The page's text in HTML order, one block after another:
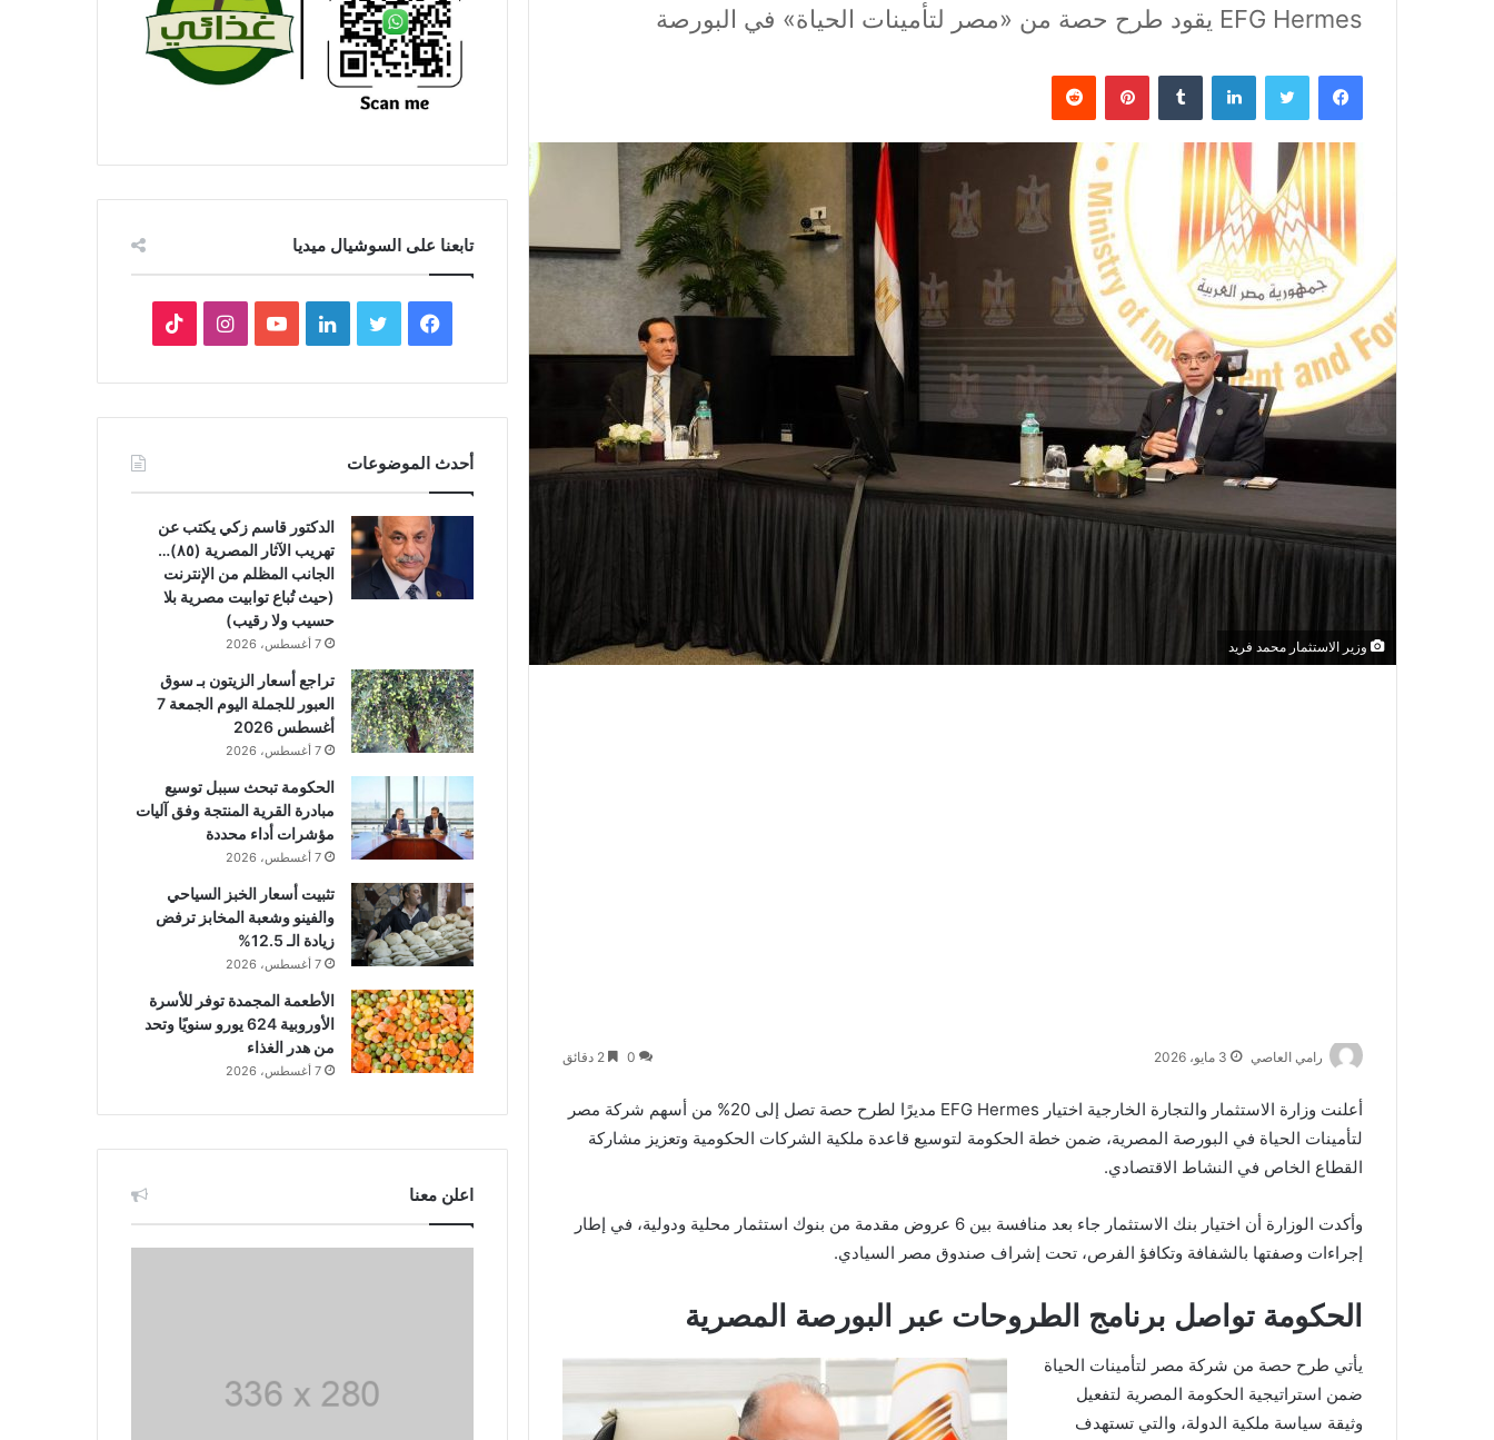
EFG Hermes يقود طرح حصة من «مصر لتأمينات الحياة» في البورصة
فيسبوك تويتر لينكدإن بينتيريست
وزير الاستثمار محمد فريد
رامي العاصي 3 مايو، 2026 0
أعلنت وزارة الاستثمار والتجارة الخارجية اختيار EFG Hermes مديرًا لطرح حصة تصل إلى 20% من أسهم
شركة مصر
لتأمينات الحياة في البورصة المصرية، ضمن خطة الحكومة لتوسيع قاعدة ملكية الشركات الحكومية وتعزيز مشاركة
القطاع الخاص في النشاط الاقتصادي.
وأكدت الوزارة أن اختيار بنك الاستثمار جاء بعد منافسة بين 6 عروض مقدمة من بنوك استثمار محلية ودولية، في إطار
إجراءات وصفتها بالشفافة وتكافؤ الفرص، تحت إشراف صندوق مصر السيادي.
الحكومة تواصل برنامج الطروحات عبر البورصة المصرية
يأتي طرح حصة من شركة مصر لتأمينات الحياة
ضمن استراتيجية الحكومة المصرية لتفعيل
وثيقة سياسة ملكية الدولة، والتي تستهدف
تابعنا على السوشيال ميديا
فيسبوكتويتر لينكدإنيوتيوبانستقرام
أحدث الموضوعات
الدكتور قاسم زكي يكتب عن
تهريب الآثار المصرية (٨٥)…
الجانب المظلم من الإنترنت
(حيث تُباع توابيت مصرية بلا
حسيب ولا رقيب)
7 أغسطس، 2026
تراجع أسعار الزيتون بـ سوق
العبور للجملة اليوم الجمعة 7
أغسطس 2026
7 أغسطس، 2026
الحكومة تبحث سببل توسيع
مبادرة القرية المنتجة وفق آليات
مؤشرات أداء محددة
7 أغسطس، 2026
تثبيت أسعار الخبز السياحي
والفينو وشعبة المخابز ترفض
زيادة الـ 12.5%
7 أغسطس، 2026
الأطعمة المجمدة توفر للأسرة
الأوروبية 624 يورو سنويًا وتحد
من هدر الغذاء
7 أغسطس، 2026
اعلن معنا